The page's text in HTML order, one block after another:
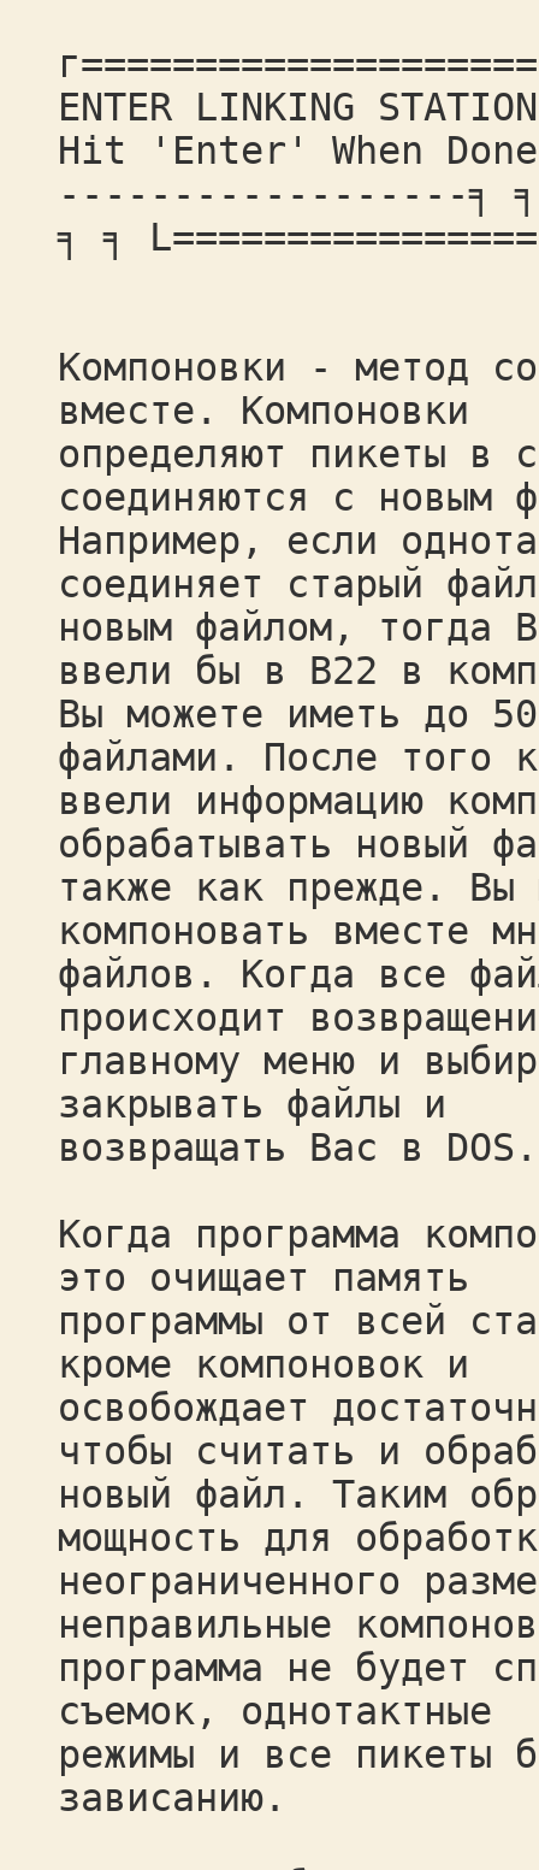
ENTER LINKING
Hit 'Enter' When
------------------╕
╕ ╕
Компоновки - метод
вместе. Компоновки
определяют пикеты в
соединяются с новым
Например, если
соединяет старый
новым файлом, тогда
ввели бы в B22 в
Вы можете иметь до
файлами. После того
ввели информацию
обрабатывать новый
также как прежде. Вы
компоновать вместе
файлов. Когда все
происходит
главному меню и
закрывать файлы и
возвращать Вас в DOS.
Когда программа
это очищает память
программы от всей
кроме компоновок и
освобождает
чтобы считать и
новый файл. Таким
мощность для
неограниченного
неправильные
программа не будет
съемок, однотактные
режимы и все пикеты
зависанию.